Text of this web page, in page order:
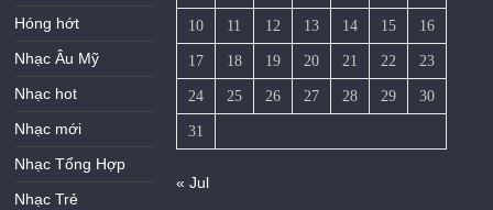
Hóng hớt
Nhạc Âu Mỹ
Nhạc hot
Nhạc mới
Nhạc Tổng Hợp
Nhạc Trẻ
10 11 12 13 14 15 16
17 18 19 20 21 22 23
24 25 26 27 28 29 30
31
« Jul